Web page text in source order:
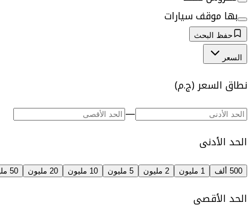
بها موقف سيارات
حفظ البحث
السعر
نطاق السعر (ج.م)
—
الحد الأدنى
500 ألف 1 مليون 2 مليون 5 مليون 10 مليون 20 مليون 50 مليون
الحد الأقصى